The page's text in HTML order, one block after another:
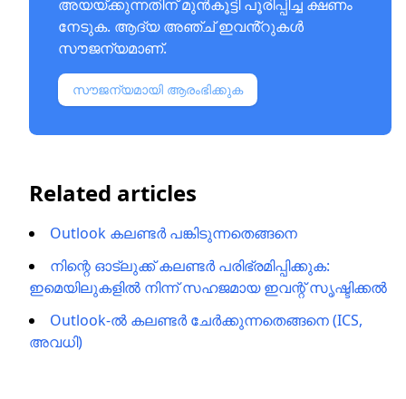
അയയ്‌ക്കുന്നതിന് മുൻകൂട്ടി പൂരിപ്പിച്ച ക്ഷണം
നേടുക. ആദ്യ അഞ്ച് ഇവൻ്റുകൾ
സൗജന്യമാണ്.
സൗജന്യമായി ആരംഭിക്കുക
Related articles
Outlook കലണ്ടർ പങ്കിടുന്നതെങ്ങനെ
നിന്റെ ഓട്ലുക്ക് കലണ്ടര്‍ പരിഭ്രമിപ്പിക്കുക:
ഇമെയിലുകളില്‍ നിന്ന് സഹജമായ ഇവന്റ് സൃഷ്ടിക്കൽ
Outlook-ൽ കലണ്ടർ ചേർക്കുന്നതെങ്ങനെ (ICS,
അവധി)